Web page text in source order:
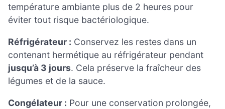
température ambiante plus de 2 heures pour
éviter tout risque bactériologique.
Réfrigérateur : Conservez les restes dans un
contenant hermétique au réfrigérateur pendant
jusqu’à 3 jours. Cela préserve la fraîcheur des
légumes et de la sauce.
Congélateur : Pour une conservation prolongée,